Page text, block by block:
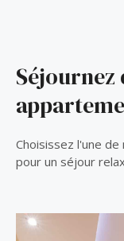
Séjournez
Choisissez l'une
pour un séjour